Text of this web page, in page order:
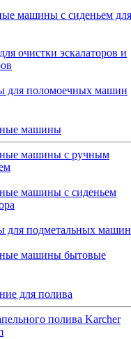
машины с сиденьем для
очистки эскалаторов и
для поломоечных машин
машины
машины с ручным
машины с сиденьем
для подметальных машин
машины бытовые
для полива
полива Karcher